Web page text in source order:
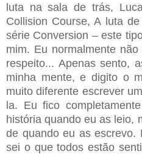
luta na sala de trás,
Collision Course, A luta
série Conversion – este
mim. Eu normalmente
respeito... Apenas sento,
minha mente, e digito o
muito diferente escrever
la. Eu fico
história quando eu as leio,
de quando eu as escrevo.
sei o que todos estão